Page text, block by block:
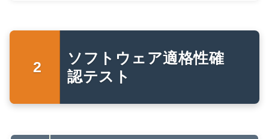
ソフトウェア適格性確
認テスト